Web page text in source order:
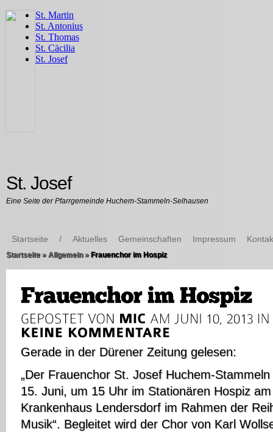
St. Josef
Eine Seite der Pfarrgemeinde Huchem-Stammeln-Selhausen
Startseite / Aktuelles Gemeinschaften Impressum
Startseite » Allgemein »Frauenchor im Hospiz
Gerade in der Dürener Zeitung gelesen:
„Der Frauenchor St. Josef Huchem-
15. Juni, um 15 Uhr im Stationären Hospiz
Krankenhaus Lendersdorf im Rahmen der
Musik“. Begleitet wird der Chor von Karl